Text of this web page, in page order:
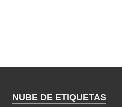
NUBE DE ETIQUETAS